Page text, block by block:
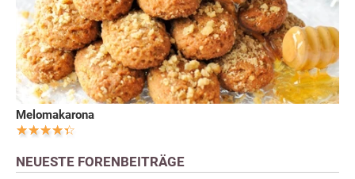
Melomakarona
NEUESTE FORENBEITRÄGE